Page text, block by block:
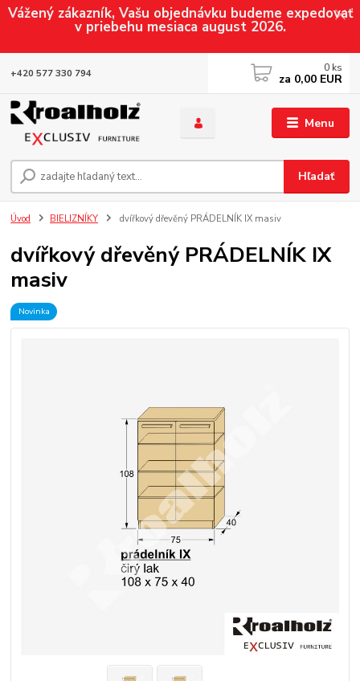
Vážený zákazník, Vašu objednávku budeme expedovať
v priebehu mesiaca august 2026.
Menu
Hľadať
+420 577 330 794 0 ks
za 0,00 EUR
Úvod BIELIZNÍKY dvířkový dřevěný PRÁDELNÍK IX masiv
dvířkový dřevěný PRÁDELNÍK IX
masiv
Novinka